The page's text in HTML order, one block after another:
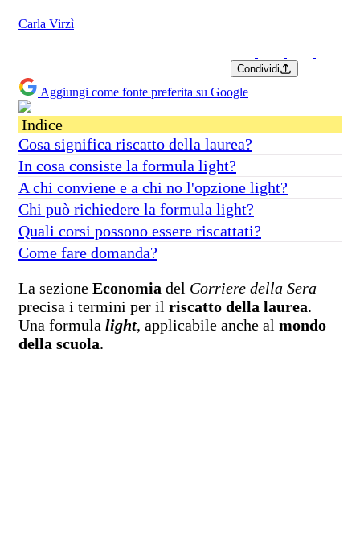
Carla Virzì
Condividi
Aggiungi come fonte preferita su Google
Indice
Cosa significa riscatto della laurea?
In cosa consiste la formula light?
A chi conviene e a chi no l'opzione light?
Chi può richiedere la formula light?
Quali corsi possono essere riscattati?
Come fare domanda?
La sezione Economia del Corriere della Sera
precisa i termini per il riscatto della laurea.
Una formula light, applicabile anche al mondo
della scuola.